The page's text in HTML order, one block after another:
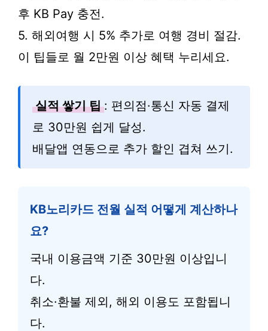
후 KB Pay 충전.
5. 해외여행 시 5% 추가로 여행 경비 절감.
이 팁들로 월 2만원 이상 혜택 누리세요.
실적 쌓기 팁 : 편의점·통신 자동 결제
로 30만원 쉽게 달성.
배달앱 연동으로 추가 할인 겹쳐 쓰기.
KB노리카드 전월 실적 어떻게 계산하나
요?
국내 이용금액 기준 30만원 이상입니
다.
취소·환불 제외, 해외 이용도 포함됩니
다.